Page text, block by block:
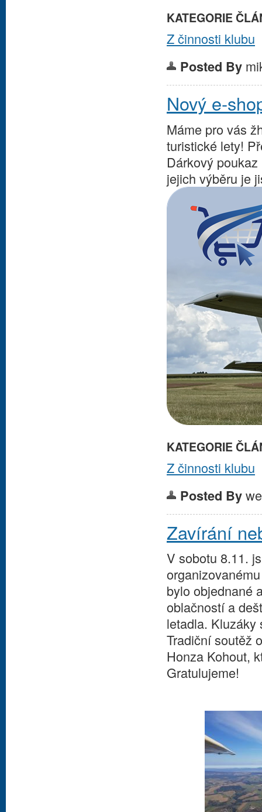
KATEGORIE
Z činnosti klubu
Posted By
Nový e-
Máme pro vás
turistické lety!
Dárkový
jejich výběru je
KATEGORIE
Z činnosti klubu
Posted By
Zavírání
V sobotu 8.11.
bylo objednané
oblačností a
letadla. Kluzáky
Tradiční soutěž
Honza Kohout,
Gratulujeme!